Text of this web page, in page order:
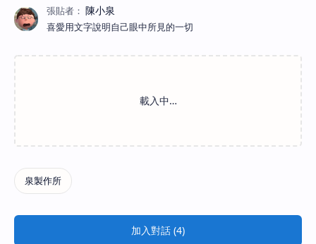
喜愛用文字說明自己眼中所見的一切
加入對話 (4)